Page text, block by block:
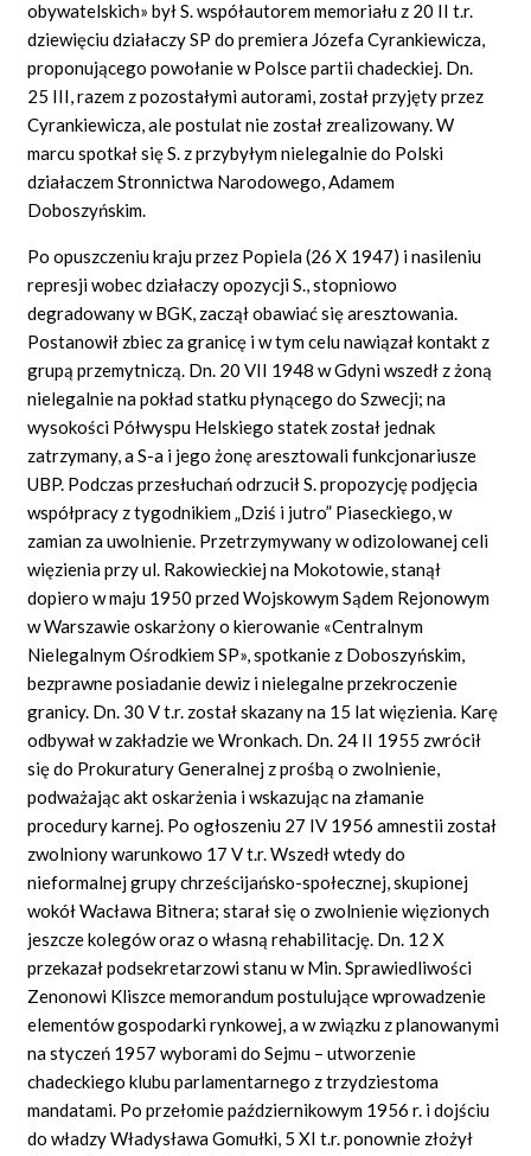
obywatelskich» był S. współautorem memoriału z 20 II t.r.
dziewięciu działaczy SP do premiera Józefa Cyrankiewicza,
proponującego powołanie w Polsce partii chadeckiej. Dn.
25 III, razem z pozostałymi autorami, został przyjęty przez
Cyrankiewicza, ale postulat nie został zrealizowany. W
marcu spotkał się S. z przybyłym nielegalnie do Polski
działaczem Stronnictwa Narodowego, Adamem
Doboszyńskim.
Po opuszczeniu kraju przez Popiela (26 X 1947) i nasileniu
represji wobec działaczy opozycji S., stopniowo
degradowany w BGK, zaczął obawiać się aresztowania.
Postanowił zbiec za granicę i w tym celu nawiązał kontakt z
grupą przemytniczą. Dn. 20 VII 1948 w Gdyni wszedł z żoną
nielegalnie na pokład statku płynącego do Szwecji; na
wysokości Półwyspu Helskiego statek został jednak
zatrzymany, a S-a i jego żonę aresztowali funkcjonariusze
UBP. Podczas przesłuchań odrzucił S. propozycję podjęcia
współpracy z tygodnikiem „Dziś i jutro” Piaseckiego, w
zamian za uwolnienie. Przetrzymywany w odizolowanej celi
więzienia przy ul. Rakowieckiej na Mokotowie, stanął
dopiero w maju 1950 przed Wojskowym Sądem Rejonowym
w Warszawie oskarżony o kierowanie «Centralnym
Nielegalnym Ośrodkiem SP», spotkanie z Doboszyńskim,
bezprawne posiadanie dewiz i nielegalne przekroczenie
granicy. Dn. 30 V t.r. został skazany na 15 lat więzienia. Karę
odbywał w zakładzie we Wronkach. Dn. 24 II 1955 zwrócił
się do Prokuratury Generalnej z prośbą o zwolnienie,
podważając akt oskarżenia i wskazując na złamanie
procedury karnej. Po ogłoszeniu 27 IV 1956 amnestii został
zwolniony warunkowo 17 V t.r. Wszedł wtedy do
nieformalnej grupy chrześcijańsko-społecznej, skupionej
wokół Wacława Bitnera; starał się o zwolnienie więzionych
jeszcze kolegów oraz o własną rehabilitację. Dn. 12 X
przekazał podsekretarzowi stanu w Min. Sprawiedliwości
Zenonowi Kliszce memorandum postulujące wprowadzenie
elementów gospodarki rynkowej, a w związku z planowanymi
na styczeń 1957 wyborami do Sejmu – utworzenie
chadeckiego klubu parlamentarnego z trzydziestoma
mandatami. Po przełomie październikowym 1956 r. i dojściu
do władzy Władysława Gomułki, 5 XI t.r. ponownie złożył